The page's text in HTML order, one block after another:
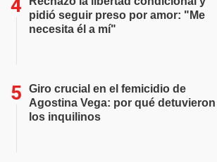
pidió seguir preso por amor: "Me
necesita él a mí"
Giro crucial en el femicidio de
Agostina Vega: por qué detuvieron
los inquilinos